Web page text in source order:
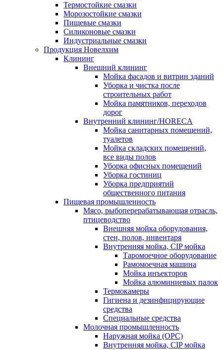
Термостойкие смазки
Морозостойкие смазки
Пищевые смазки
Силиконовые смазки
Индустриальные смазки
Продукция Новелхим
Клининг
Внешний клининг
Мойка фасадов и витрин зданий
Уборка и чистка после
строительных работ
Мойка памятников, переходов
дорог
Внутренний клининг/HORECA
Мойка санитарных помещений,
туалетов
Мойка складских помещений,
все виды полов
Уборка офисных помещений
Уборка гостиниц
Уборка предприятий
общественного питания
Пищевая промышленность
Мясо, рыбоперерабатывающая отрасль,
птицеводство
Внешняя мойка оборудования,
стен, полов, инвентаря
Внутренняя мойка, CIP мойка
Таромоечное оборудование
Рамомоечная машина
Мойка инъекторов
Мойка алюминиевых палок
Термокамеры
Гигиена и дезинфицирующие
средства
Специальные средства
Молочная промышленность
Наружная мойка (ОРС)
Внутренняя мойка, CIP мойка